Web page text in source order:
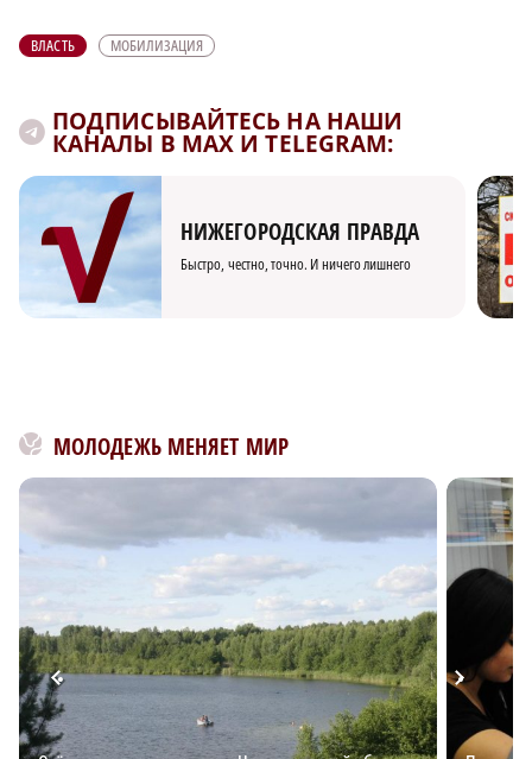
ВЛАСТЬ МОБИЛИЗАЦИЯ
ПОДПИСЫВАЙТЕСЬ НА НАШИ
КАНАЛЫ В MAX И TELEGRAM:
НИЖЕГОРОДСКАЯ ПРАВДА
Быстро, честно, точно. И ничего лишнего
МОЛОДЕЖЬ МЕНЯЕТ МИР